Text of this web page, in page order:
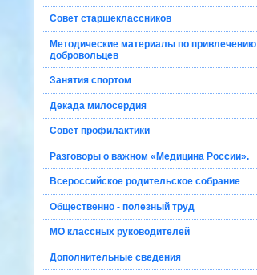
Совет старшеклассников
Методические материалы по привлечению
добровольцев
Занятия спортом
Декада милосердия
Совет профилактики
Разговоры о важном «Медицина России».
Всероссийское родительское собрание
Общественно - полезный труд
МО классных руководителей
Дополнительные сведения